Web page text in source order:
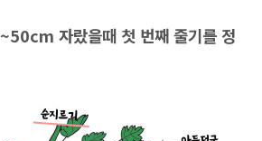
자랐을때 첫 번째 줄기를 정